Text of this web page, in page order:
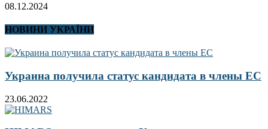
08.12.2024
НОВИНИ УКРАЇНИ
Украина получила статус кандидата в члены ЕС
23.06.2022